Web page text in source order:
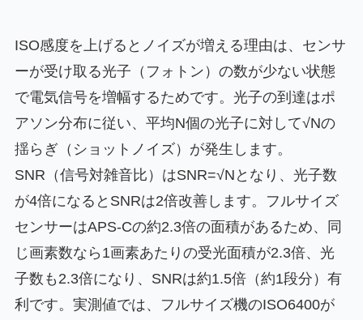
ISO感度を上げるとノイズが増える理由は、センサ
ーが受け取る光子（フォトン）の数が少ない状態
で電気信号を増幅するためです。光子の到達はポ
アソン分布に従い、平均N個の光子に対して√Nの
揺らぎ（ショットノイズ）が発生します。
SNR（信号対雑音比）はSNR=√Nとなり、光子数
が4倍になるとSNRは2倍改善します。フルサイズ
センサーはAPS-Cの約2.3倍の面積があるため、同
じ画素数なら1画素あたりの受光面積が2.3倍、光
子数も2.3倍になり、SNRは約1.5倍（約1段分）有
利です。実測値では、フルサイズ機のISO6400が